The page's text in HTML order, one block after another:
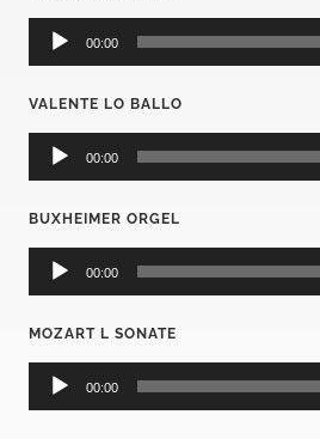
Audio-
Player
00:00
VALENTE LO BALLO
Audio-
Player
00:00
BUXHEIMER ORGEL
Audio-
Player
00:00
MOZART L SONATE
Audio-
Player
00:00